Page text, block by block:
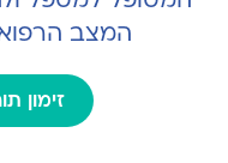
המצב
זימון